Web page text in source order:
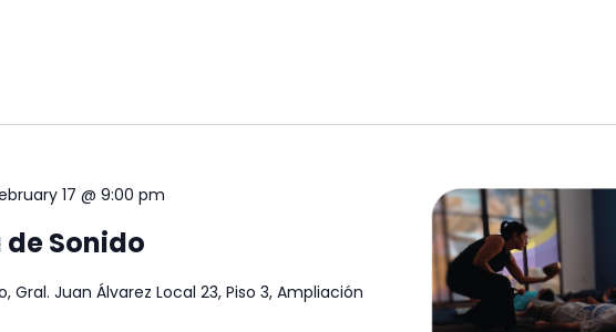
17 @ 9:00 pm
Sonido
Gral. Juan Álvarez Local 23, Piso 3, Ampliación